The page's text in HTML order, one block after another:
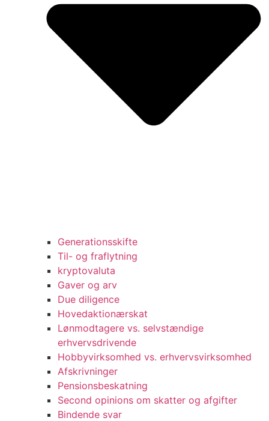
Generationsskifte
Til- og fraflytning
kryptovaluta
Gaver og arv
Due diligence
Hovedaktionærskat
Lønmodtagere vs. selvstændige
erhvervsdrivende
Hobbyvirksomhed vs. erhvervsvirksomhed
Afskrivninger
Pensionsbeskatning
Second opinions om skatter og afgifter
Bindende svar